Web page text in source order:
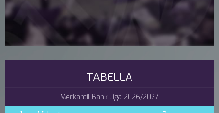
TABELLA
Merkantil Bank Liga 2026/2027